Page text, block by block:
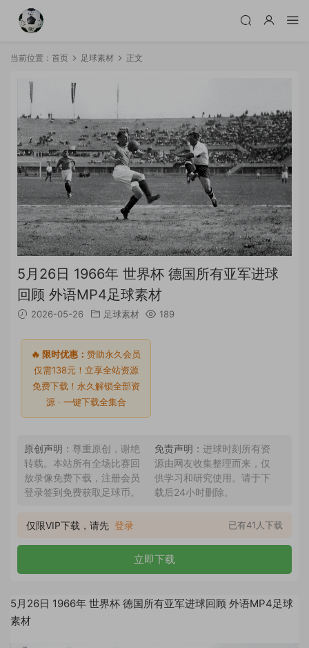
当前位置： 首页 足球素材 正文
5月26日 1966年 世界杯 德国所有亚军进球
回顾 外语MP4足球素材
2026-05-26 足球素材 189
🔥 限时优惠： 赞助永久会员
仅需138元！立享全站资源
免费下载！永久解锁全部资
源 · 一键下载全集合
原创声明： 尊重原创，谢绝
转载。本站所有全场比赛回
放录像免费下载，注册会员
登录签到免费获取足球币。
免责声明： 进球时刻所有资
源由网友收集整理而来，仅
供学习和研究使用。请于下
载后24小时删除。
仅限VIP下载，请先 登录 已有41人下载
立即下载
5月26日 1966年 世界杯 德国所有亚军进球回顾 外语MP4足球
素材